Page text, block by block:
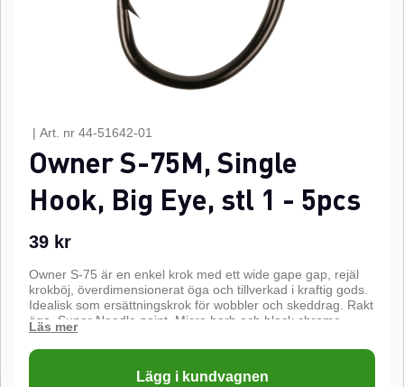
| Art. nr 44-51642-01
Owner S-75M, Single
Hook, Big Eye, stl 1 - 5pcs
39 kr
Owner S-75 är en enkel krok med ett wide gape gap, rejäl
krokböj, överdimensionerat öga och tillverkad i kraftig gods.
Idealisk som ersättningskrok för wobbler och skeddrag. Rakt
öga. Super Needle point, Micro barb och black chrome
finish.n
Super Needle PointLägg i kundvagnen